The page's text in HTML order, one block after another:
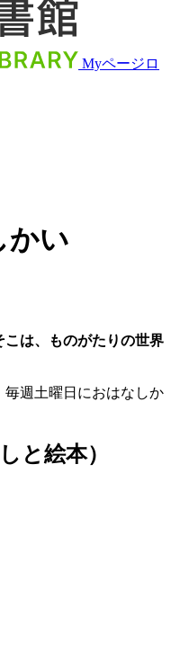
Myページロ
かい
は、ものがたりの世界
週土曜日におはなしか
と絵本）